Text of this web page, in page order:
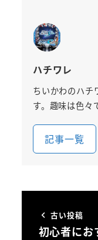
ハチワレ
ちいかわのハチ
す。趣味は色々
記事一覧
古い投稿
初心者にお